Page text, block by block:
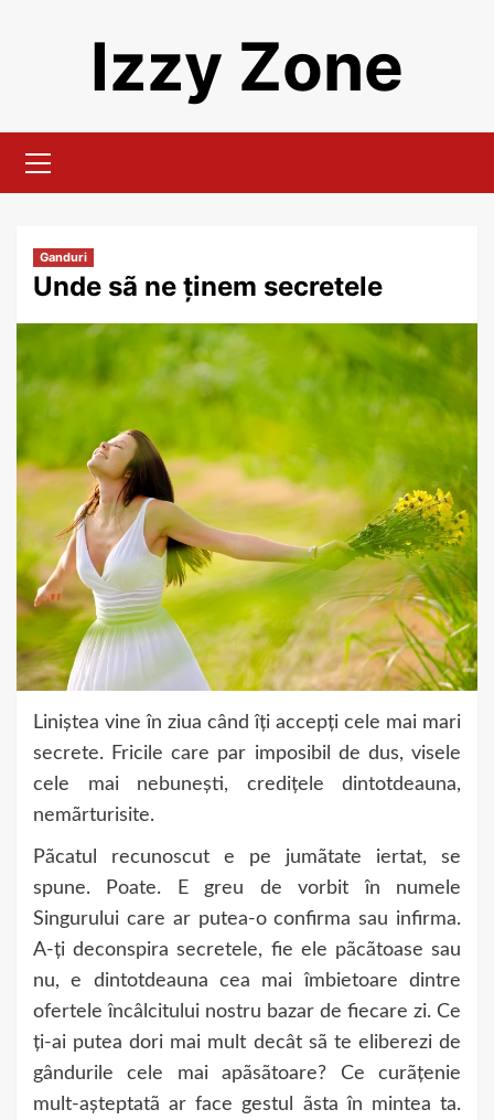
Izzy Zone
Menu
Ganduri
Unde sã ne ținem secretele
Liniștea vine în ziua când îți accepți cele mai mari
secrete. Fricile care par imposibil de dus, visele
cele mai nebunești, credițele dintotdeauna,
nemãrturisite.
Pãcatul recunoscut e pe jumãtate iertat, se
spune. Poate. E greu de vorbit în numele
Singurului care ar putea-o confirma sau infirma.
A-ți deconspira secretele, fie ele pãcãtoase sau
nu, e dintotdeauna cea mai îmbietoare dintre
ofertele încâlcitului nostru bazar de fiecare zi. Ce
ți-ai putea dori mai mult decât sã te eliberezi de
gândurile cele mai apãsãtoare? Ce curãțenie
mult-așteptatã ar face gestul ãsta în mintea ta.